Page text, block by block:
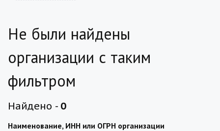
Не были найдены
организации с таким
фильтром
Найдено - 0
Наименование, ИНН или ОГРН организации